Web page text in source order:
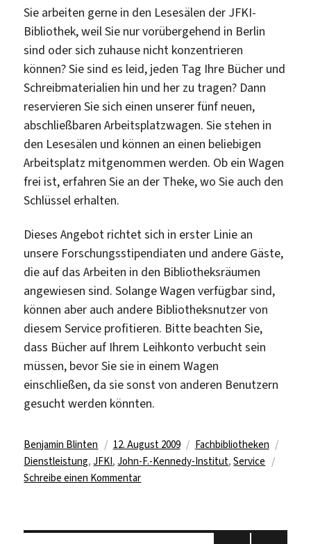
Instituts
eröffnet
Sie arbeiten gerne in den Lesesälen der JFKI-
Bibliothek, weil Sie nur vorübergehend in Berlin
sind oder sich zuhause nicht konzentrieren
können? Sie sind es leid, jeden Tag Ihre Bücher und
Schreibmaterialien hin und her zu tragen? Dann
reservieren Sie sich einen unserer fünf neuen,
abschließbaren Arbeitsplatzwagen. Sie stehen in
den Lesesälen und können an einen beliebigen
Arbeitsplatz mitgenommen werden. Ob ein Wagen
frei ist, erfahren Sie an der Theke, wo Sie auch den
Schlüssel erhalten.
Dieses Angebot richtet sich in erster Linie an
unsere Forschungsstipendiaten und andere Gäste,
die auf das Arbeiten in den Bibliotheksräumen
angewiesen sind. Solange Wagen verfügbar sind,
können aber auch andere Bibliotheksnutzer von
diesem Service profitieren. Bitte beachten Sie,
dass Bücher auf Ihrem Leihkonto verbucht sein
müssen, bevor Sie sie in einem Wagen
einschließen, da sie sonst von anderen Benutzern
gesucht werden könnten.
Autor
Benjamin Blinten
Veröffentlicht
am
12. August 2009 Kategorien
Fachbibliotheken
Dienstleistung,JFKI,John-F.-Kennedy-Institut,Service
Schreibe einen Kommentarzu
Kennedy-